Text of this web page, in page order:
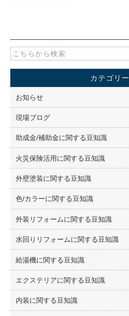
e
b
o
o
k
er
カテゴリー
お知らせ
現場ブログ
助成金/補助金に関する豆知識
火災保険活用に関する豆知識
外壁塗装に関する豆知識
色/カラーに関する豆知識
外装リフォームに関する豆知識
水回りリフォームに関する豆知識
給湯機に関する豆知識
エクステリアに関する豆知識
内装に関する豆知識